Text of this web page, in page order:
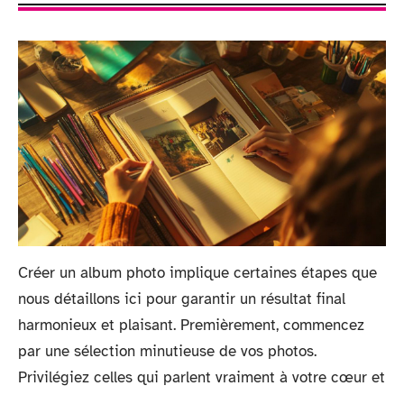
Créer un album photo implique certaines étapes que
nous détaillons ici pour garantir un résultat final
harmonieux et plaisant. Premièrement, commencez
par une sélection minutieuse de vos photos.
Privilégiez celles qui parlent vraiment à votre cœur et